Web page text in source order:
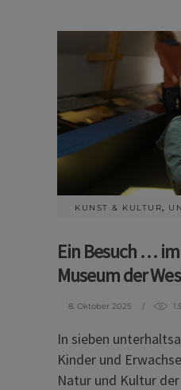
KUNST & KULTUR,
Ein Besuch …
Museum der
8. Oktober 2025
In sieben
Kinder und
Natur und Kultur